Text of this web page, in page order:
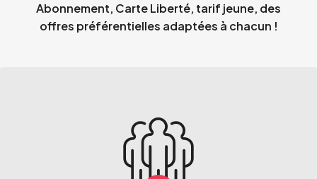
Abonnement, Carte Liberté, tarif jeune, des
offres préférentielles adaptées à chacun !